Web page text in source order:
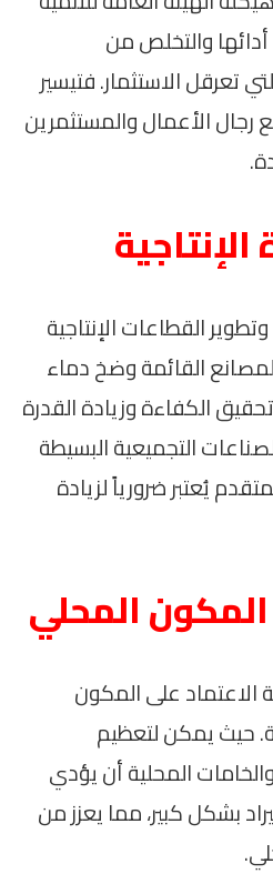
والتخلص من
تعرقل الاستثمار. فتيسير
رجال الأعمال والمستثمرين
القطاعات الإنتاجية
القائمة وضخ دماء
الكفاءة وزيادة القدرة
التجميعية البسيطة
يُعتبر ضرورياً لزيادة
المكون المحلي
الاعتماد على المكون
حيث يمكن لتعظيم
المحلية أن يؤدي
بشكل كبير، مما يعزز من